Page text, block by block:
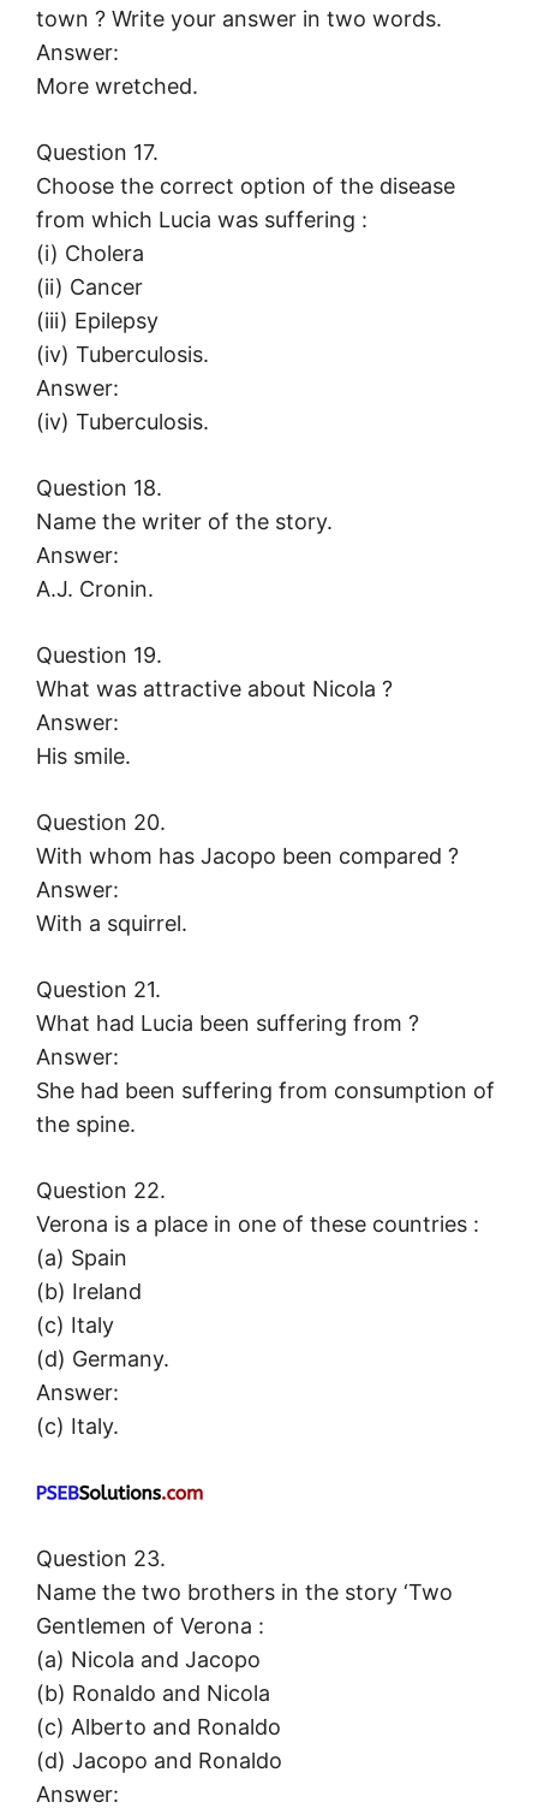
town ? Write your answer in two words.
Answer:
More wretched.
Question 17.
Choose the correct option of the disease
from which Lucia was suffering :
(i) Cholera
(ii) Cancer
(iii) Epilepsy
(iv) Tuberculosis.
Answer:
(iv) Tuberculosis.
Question 18.
Name the writer of the story.
Answer:
A.J. Cronin.
Question 19.
What was attractive about Nicola ?
Answer:
His smile.
Question 20.
With whom has Jacopo been compared ?
Answer:
With a squirrel.
Question 21.
What had Lucia been suffering from ?
Answer:
She had been suffering from consumption of
the spine.
Question 22.
Verona is a place in one of these countries :
(a) Spain
(b) Ireland
(c) Italy
(d) Germany.
Answer:
(c) Italy.
Question 23.
Name the two brothers in the story ‘Two
Gentlemen of Verona :
(a) Nicola and Jacopo
(b) Ronaldo and Nicola
(c) Alberto and Ronaldo
(d) Jacopo and Ronaldo
Answer: